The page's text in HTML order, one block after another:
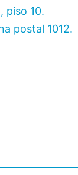
piso 10.
postal 1012.